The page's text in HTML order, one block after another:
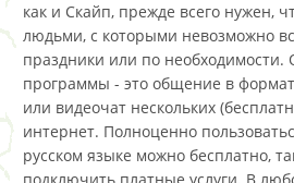
как и Скайп, прежде всего нужен,
людьми, с которыми невозможно
праздники или по необходимости.
программы - это общение в
или видеочат нескольких
интернет. Полноценно
русском языке можно бесплатно,